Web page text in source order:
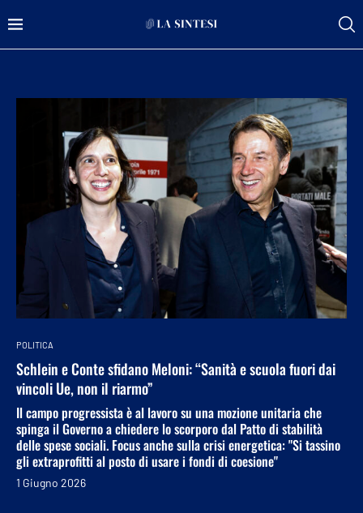
POLITICA
Schlein e Conte sfidano Meloni: “Sanità e scuola fuori dai
vincoli Ue, non il riarmo”
Il campo progressista è al lavoro su una mozione unitaria che
spinga il Governo a chiedere lo scorporo dal Patto di stabilità
delle spese sociali. Focus anche sulla crisi energetica: "Si tassino
gli extraprofitti al posto di usare i fondi di coesione"
1 Giugno 2026